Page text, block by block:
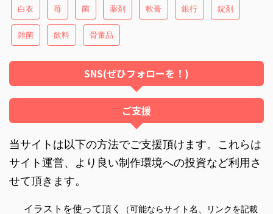
白衣 苺 菌 薬剤 軟膏 銀行 錠剤
雑菌 飲料 骨董品
SNS(ぜひフォローを！)
ご支援
当サイトは以下の方法でご支援頂けます。これらは
サイト運営、より良い制作環境への投資など利用さ
せて頂きます。
イラストを使って頂く （可能ならサイト名、リンクを記載